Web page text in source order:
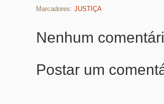
Marcadores: JUSTIÇA
Nenhum
Postar um